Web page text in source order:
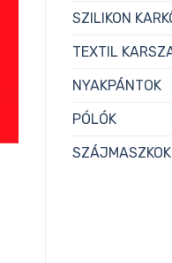
SZILIKON
TEXTIL
NYAKPÁNTOK
PÓLÓK
SZÁJMASZKOK